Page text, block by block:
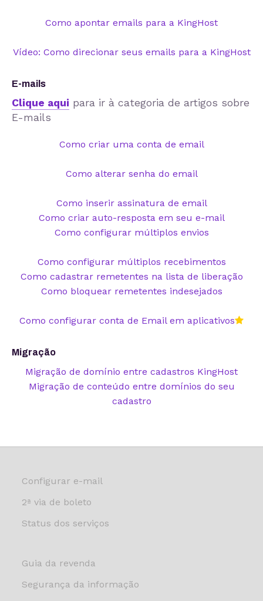
Como apontar emails para a KingHost
Vídeo: Como direcionar seus emails para a KingHost
E-mails
Clique aqui para ir à categoria de artigos sobre
E-mails
Como criar uma conta de email
Como alterar senha do email
Como inserir assinatura de email
Como criar auto-resposta em seu e-mail
Como configurar múltiplos envios
Como configurar múltiplos recebimentos
Como cadastrar remetentes na lista de liberação
Como bloquear remetentes indesejados
Como configurar conta de Email em aplicativos
Migração
Migração de domínio entre cadastros KingHost
Migração de conteúdo entre domínios do seu
cadastro
Configurar e-mail
2ª via de boleto
Status dos serviços
Guia da revenda
Segurança da informação